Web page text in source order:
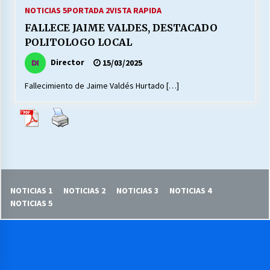
MUNICIPALIDAD, TRABAJADORES, CLIMA
LABORAL:
13/07/2026
Escuela hospitalaria El Carmen de Maipu.
NOTICIAS 5PORTADA 2VISTA RAPIDA
FALLECE JAIME VALDES, DESTACADO
POLITOLOGO LOCAL
Director 15/03/2025
Fallecimiento de Jaime Valdés Hurtado […]
NOTICIAS 1 NOTICIAS 2 NOTICIAS 3
NOTICIAS 4
NOTICIAS 5